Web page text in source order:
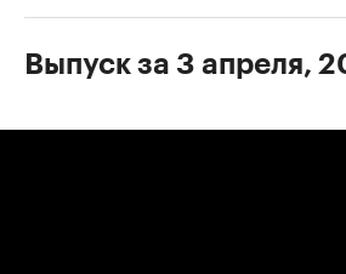
Выпуск за 3 апреля,